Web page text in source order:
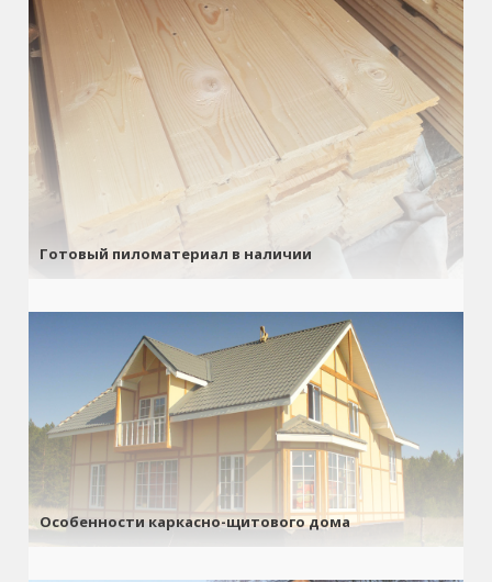
Готовый пиломатериал в наличии
Особенности каркасно-щитового дома